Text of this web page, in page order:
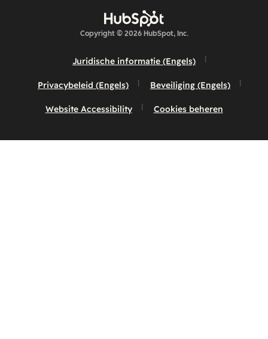
Copyright © 2026 HubSpot, Inc.
Juridische informatie (Engels)
Privacybeleid (Engels) Beveiliging (Engels)
Website Accessibility Cookies beheren